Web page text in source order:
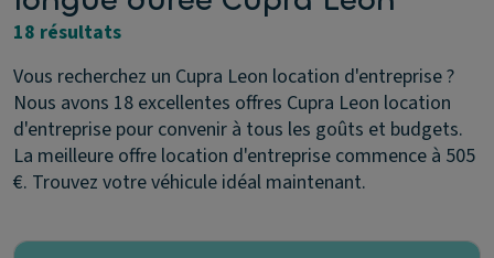
18 résultats
Vous recherchez un Cupra Leon location d'entreprise ?
Nous avons 18 excellentes offres Cupra Leon location
d'entreprise pour convenir à tous les goûts et budgets.
La meilleure offre location d'entreprise commence à 505
€. Trouvez votre véhicule idéal maintenant.